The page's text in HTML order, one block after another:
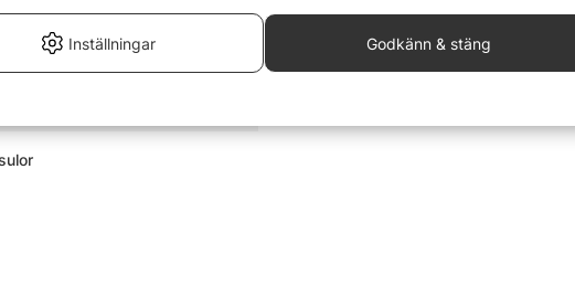
Inställningar Godkänn & stäng